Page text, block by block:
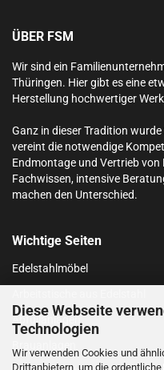
Diese Webseite
Technologien
Wir verwenden Cookies und
Drittanbietern, um die
ÜBER FSM
Wir sind ein
Thüringen. Hier gibt es eine
Herstellung hochwertiger
Ganz in dieser Tradition
vereint die notwendige
Endmontage und Vertrieb
Fachwissen, intensive
machen den Unterschied.
Wichtige Seiten
Edelstahlmöbel
Abfüllanlagen